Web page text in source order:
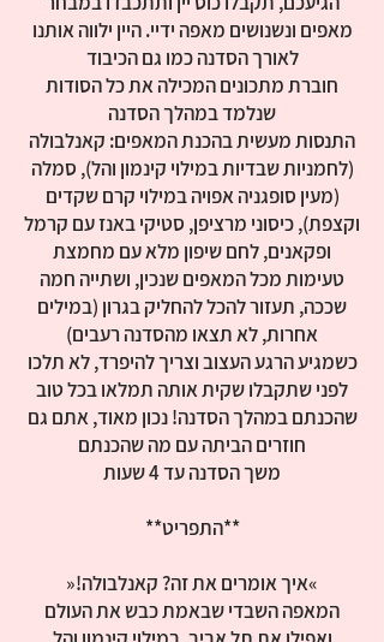
מאפים ונשנושים מאפה ידיי. היין ילווה אותנו
חוברת מתכונים המכילה את כל הסודות
התנסות מעשית בהכנת המאפים: קאנלבולה
(לחמניות שבדיות במילוי קינמון והל), סמלה
(מעין סופגניה אפויה במילוי קרם שקדים
וקצפת), כיסוני מרציפן, סטיקי באנז עם קרמל
טעימות מכל המאפים שנכין, ושתייה חמה
שככה, תעזור להכל להחליק בגרון (במילים
כשמגיע הרגע העצוב וצריך להיפרד, לא תלכו
לפני שתקבלו שקית אותה תמלאו בכל טוב
שהכנתם במהלך הסדנה! נכון מאוד, אתם גם
המאפה השבדי שבאמת כבש את העולם